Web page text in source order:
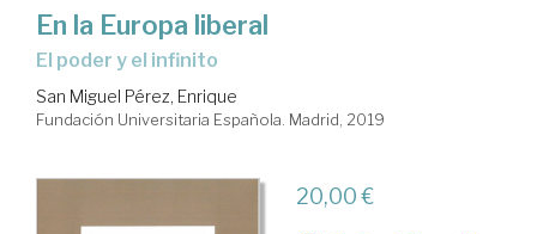
En la Europa liberal
el poder y el infinito
San Miguel Pérez, Enrique
Fundación Universitaria Española. Madrid, 2019
20,00 €